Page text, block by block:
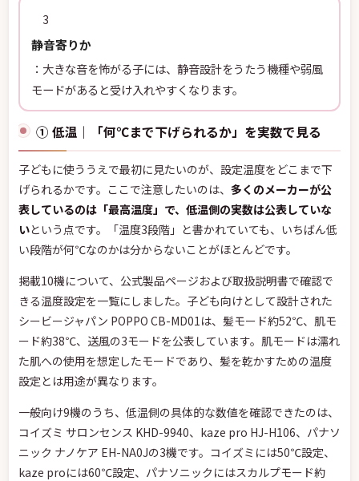
3
静音寄りか
：大きな音を怖がる子には、静音設計をうたう機種や弱風
モードがあると受け入れやすくなります。
① 低温｜「何℃まで下げられるか」を実数で見る
子どもに使ううえで最初に見たいのが、設定温度をどこまで下
げられるかです。ここで注意したいのは、 多くのメーカーが公
表しているのは「最高温度」で、低温側の実数は公表していな
いという点です。「温度3段階」と書かれていても、いちばん低
い段階が何℃なのかは分からないことがほとんどです。
掲載10機について、公式製品ページおよび取扱説明書で確認で
きる温度設定を一覧にしました。子ども向けとして設計された
シービージャパン POPPO CB-MD01は、髪モード約52℃、肌モ
ード約38℃、送風の3モードを公表しています。肌モードは濡れ
た肌への使用を想定したモードであり、髪を乾かすための温度
設定とは用途が異なります。
一般向け9機のうち、低温側の具体的な数値を確認できたのは、
コイズミ サロンセンス KHD-9940、kaze pro HJ-H106、パナソ
ニック ナノケア EH-NA0Jの3機です。コイズミには50℃設定、
kaze proには60℃設定、パナソニックにはスカルプモード約